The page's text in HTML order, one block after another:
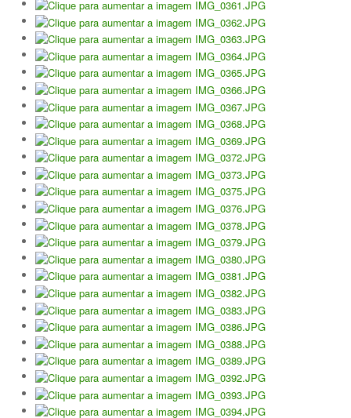
Notícias Torneios Oficiais
Notícias Torneio Escada
Entrevistas
Fotografias
Galeria 2016
Torneio Jovens Esperanças VIII
Interclubes 2016
Torneio Open Primavera
Veteranos B Lumiar
Lumiar Kids Cup XV
Masters REVOR e Torneio Social
Open Luis Alves
Lumiar Kids Open XV